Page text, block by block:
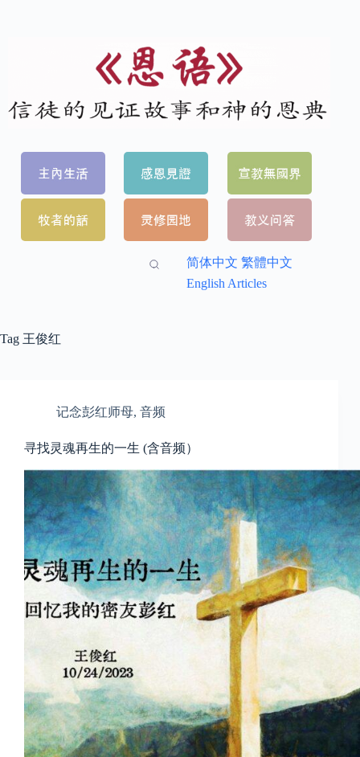
简体中文 繁體中文
English Articles
Tag 王俊红
记念彭红师母, 音频
寻找灵魂再生的一生 (含音频）